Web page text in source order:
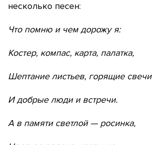
несколько песен:
Что помню и чем дорожу я:
Костер, компас, карта, палатка,
Шептание листьев, горящие свечи
И добрые люди и встречи.
А в памяти светлой — росинка,